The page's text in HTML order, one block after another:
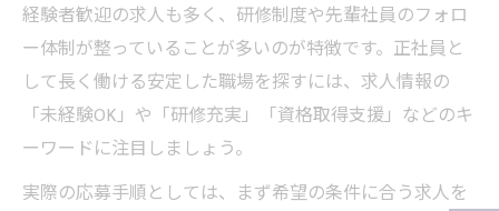
経験者歓迎の求人も多く、研修制度や先輩社員のフォロ
ー体制が整っていることが多いのが特徴です。正社員と
して長く働ける安定した職場を探すには、求人情報の
「未経験OK」や「研修充実」「資格取得支援」などのキ
ーワードに注目しましょう。
実際の応募手順としては、まず希望の条件に合う求人を